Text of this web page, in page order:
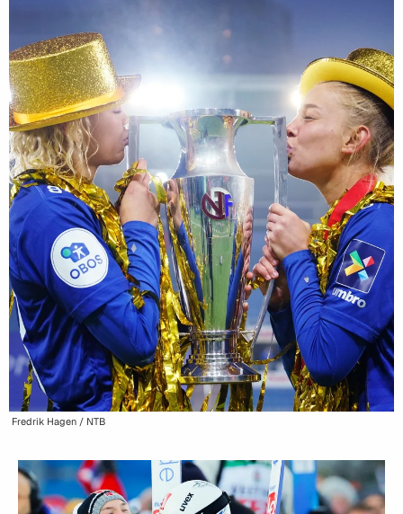
Fredrik Hagen / NTB